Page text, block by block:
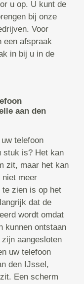
u op. U kunt de
bij onze
Voor
een afspraak
in bij u in de
aan den
telefoon
stuk is? Het kan
zit, maar het kan
niet meer
zien is op het
dat de
wordt omdat
kunnen ontstaan
aangesloten
uw telefoon
den IJssel,
Een scherm